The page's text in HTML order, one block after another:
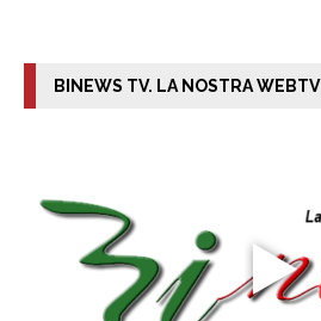
BINEWS TV. LA NOSTRA WEBTV